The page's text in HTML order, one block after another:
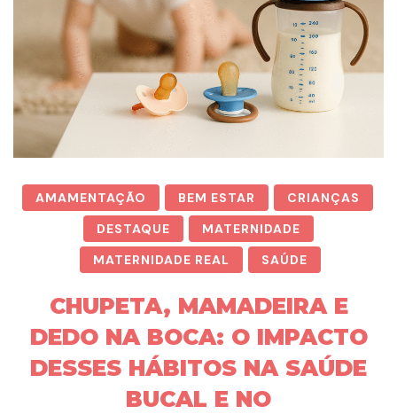
AMAMENTAÇÃO BEM ESTAR
CRIANÇAS
DESTAQUE
MATERNIDADE
MATERNIDADE REAL
SAÚDE
CHUPETA, MAMADEIRA E
DEDO NA BOCA: O IMPACTO
DESSES HÁBITOS NA SAÚDE
BUCAL E NO